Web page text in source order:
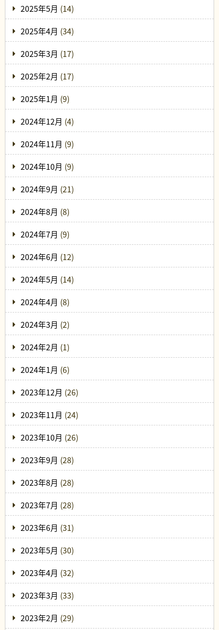
2025年5月 (14)
2025年4月 (34)
2025年3月 (17)
2025年2月 (17)
2025年1月 (9)
2024年12月 (4)
2024年11月 (9)
2024年10月 (9)
2024年9月 (21)
2024年8月 (8)
2024年7月 (9)
2024年6月 (12)
2024年5月 (14)
2024年4月 (8)
2024年3月 (2)
2024年2月 (1)
2024年1月 (6)
2023年12月 (26)
2023年11月 (24)
2023年10月 (26)
2023年9月 (28)
2023年8月 (28)
2023年7月 (28)
2023年6月 (31)
2023年5月 (30)
2023年4月 (32)
2023年3月 (33)
2023年2月 (29)